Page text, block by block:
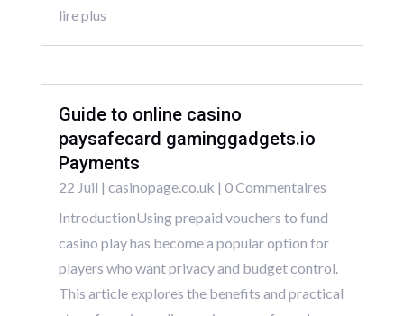
lire plus
Guide to online casino
paysafecard gaminggadgets.io
Payments
22 Juil | casinopage.co.uk | 0 Commentaires
IntroductionUsing prepaid vouchers to fund
casino play has become a popular option for
players who want privacy and budget control.
This article explores the benefits and practical